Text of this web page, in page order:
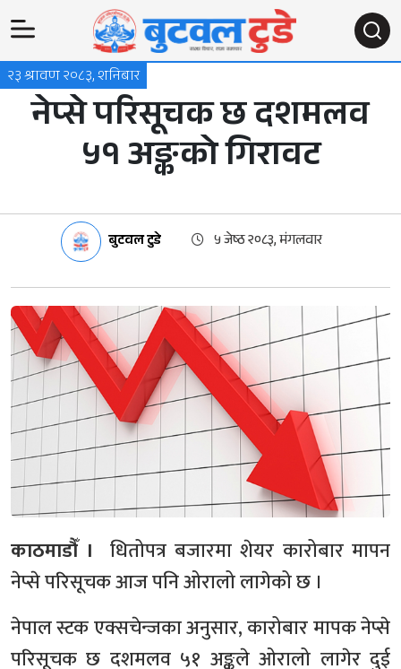
२३ श्रावण २०८३, शनिबार
नेप्से परिसूचक छ दशमलव
५१ अङ्कको गिरावट
बुटवल टुडे ५ जेष्ठ २०८३, मंगलवार
काठमाडौँ । धितोपत्र बजारमा शेयर कारोबार मापन
नेप्से परिसूचक आज पनि ओरालो लागेको छ ।
नेपाल स्टक एक्सचेन्जका अनुसार, कारोबार मापक नेप्से
परिसूचक छ दशमलव ५१ अङ्कले ओरालो लागेर दुई